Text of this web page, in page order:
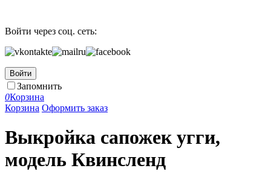
Войти через соц. сеть:
Войти
Запомнить
0Корзина
Корзина Оформить заказ
Выкройка сапожек угги,
модель Квинсленд